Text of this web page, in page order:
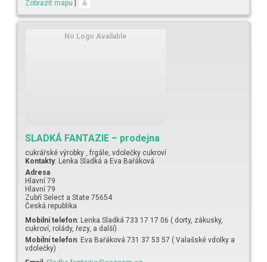
Zobrazit mapu
No Logo Available
SLADKÁ FANTAZIE – prodejna
cukrářské výrobky , frgále, vdolečky cukroví
Kontakty: Lenka Sladká a Eva Bařáková
Adresa
Hlavní 79
Hlavní 79
Zubří Select a State 75654
Česká republika
Mobilní telefon: Lenka Sladká 733 17 17 06 ( dorty, zákusky,
cukroví, rolády, řezy, a další)
Mobilní telefon: Eva Bařáková 731 37 53 57 ( Valašské vdolky a
vdolečky)